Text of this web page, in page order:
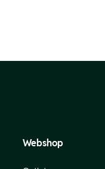
Webshop